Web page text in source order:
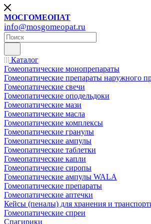
МОСГОМЕОПАТ
info@mosgomeopat.ru
Каталог
Гомеопатические монопрепараты
Гомеопатические препараты наружного
Гомеопатические свечи
Гомеопатические оподельдоки
Гомеопатические мази
Гомеопатические масла
Гомеопатические комплексы
Гомеопатические гранулы
Гомеопатические ампулы
Гомеопатические таблетки
Гомеопатические капли
Гомеопатические сиропы
Гомеопатические ампулы WALA
Гомеопатические препараты
Гомеопатические аптечки
Кейсы (пеналы) для хранения и
Гомеопатические спреи
Спагирики